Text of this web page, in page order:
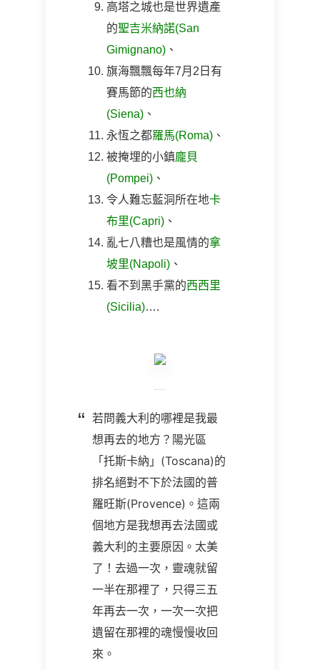
高塔之城也是世界遺產
的聖吉米納諾(San
Gimignano) 、
旗海飄飄每年7月2日有
賽馬節的西也納
(Siena) 、
永恆之都羅馬(Roma) 、
被掩埋的小鎮龐貝
(Pompei) 、
令人難忘藍洞所在地卡
布里(Capri) 、
亂七八糟也是風情的拿
坡里(Napoli) 、
看不到黑手黨的西西里
(Sicilia)….
若問義大利的哪裡是我最
想再去的地方？陽光區
「托斯卡納」(Toscana)的
排名絕對不下於法國的普
羅旺斯(Provence)。這兩
個地方是我想再去法國或
義大利的主要原因。太美
了！去過一次，靈魂就留
一半在那裡了，只得三五
年再去一次，一次一次把
遺留在那裡的魂慢慢收回
來。